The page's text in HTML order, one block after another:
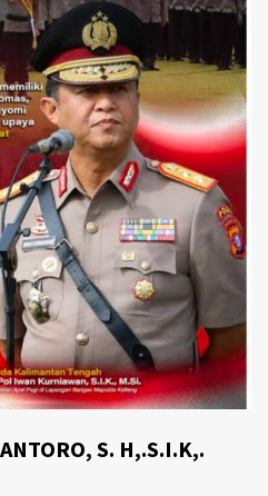
S. H,.S.I.K,.